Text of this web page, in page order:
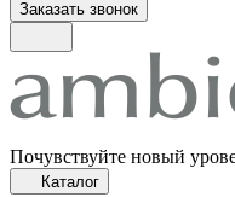
Заказать звонок
Почувствуйте новый
Каталог